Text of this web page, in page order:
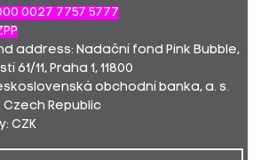
0027 7757 5777
address: Nadační fond Pink Bubble,
11, Praha 1, 11800
obchodní banka, a. s.
Republic
CZK